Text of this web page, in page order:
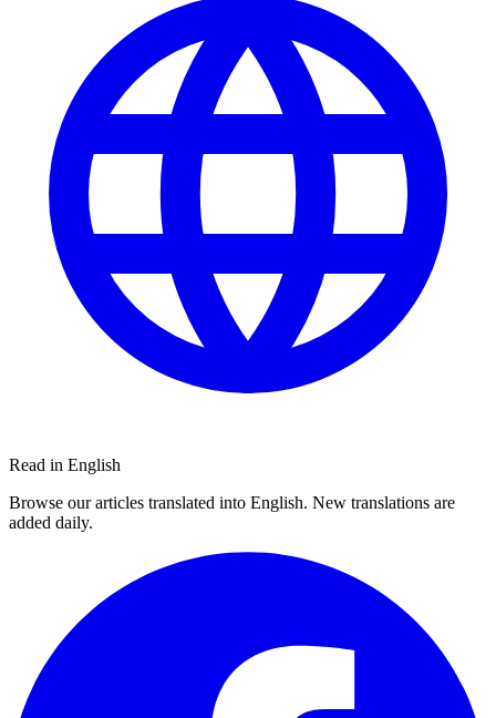
Read in English
Browse our articles translated into English. New translations are
added daily.